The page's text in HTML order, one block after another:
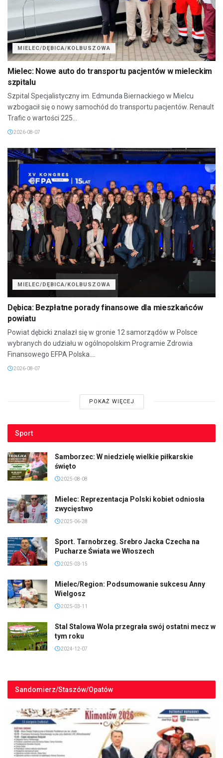
MIELEC/DĘBICA/KOLBUSZOWA
Mielec: Nowe auto do transportu pacjentów w mieleckim
szpitalu
Szpital Specjalistyczny im. Edmunda Biernackiego w Mielcu
wzbogacił się o nowy samochód do transportu pacjentów. Renault
Trafic o wartości 225...
2026-08-07
MIELEC/DĘBICA/KOLBUSZOWA
Dębica: Bezpłatne porady finansowe dla mieszkańców
powiatu
Powiat dębicki znalazł się w gronie 12 samorządów w Polsce
wybranych do udziału w ogólnopolskim Programie Zdrowia
Finansowego EFPA Polska....
2026-08-07
POKAŻ WIĘCEJ
Sport
Samborzec: W niedzielę wielkie piłkarskie
święto
2025-08-08
Mielec: Reprezentacja Polski kobiet odniosła
zwycięstwo
2025-06-28
Sport. Tarnobrzeg. Srebro Jacka Czecha na
Pucharze Świata we Włoszech
2025-03-15
Mielec/Region: Podsumowanie sukcesu Anny
Wielgosz
2025-03-11
Stal Stalowa Wola przegrała swój ostatni mecz w
tym roku
2024-12-07
Sandomierz/Staszów/Opatów